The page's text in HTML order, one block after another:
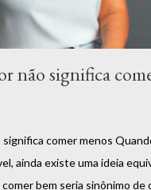
sobre compreender que ...
não significa
significa comer menos
ainda existe uma ideia
bem seria sinônimo de